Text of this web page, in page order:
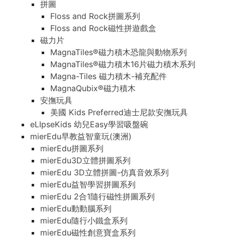
拼圖
Floss and Rock拼圖系列
Floss and Rock磁性拼遊戲盒
磁力片
MagnaTiles®磁力積木恐龍與動物系列
MagnaTiles®磁力積木16片磁力積木系列
Magna-Tiles 磁力積木-補充配件
MagnaQubix®磁力積木
安撫玩具
美國 Kids Preferred迪士尼款安撫玩具
eLIpseKids 幼兒Easy學習吸盤碗
mierEdu早教益智童玩(澳洲)
mierEdu拼圖系列
mierEdu3D立體拼圖系列
mierEdu 3D立體拼圖-仿真音效系列
mierEdu益智學習拼圖系列
mierEdu 2合1隨行磁性拼圖系列
mierEdu動動腦系列
mierEdu隨行小鐵盒系列
mierEdu磁性創意寶盒系列